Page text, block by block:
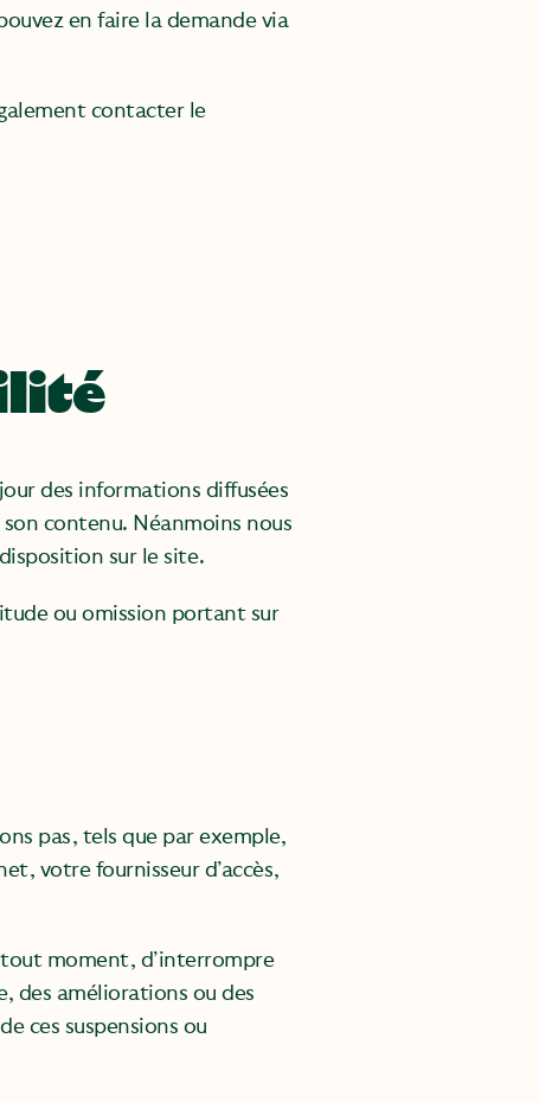
en faire la demande via
contacter le
des informations diffusées
contenu. Néanmoins nous
sur le site.
ou omission portant sur
pas, tels que par exemple,
votre fournisseur d’accès,
tout moment, d’interrompre
des améliorations ou des
ces suspensions ou